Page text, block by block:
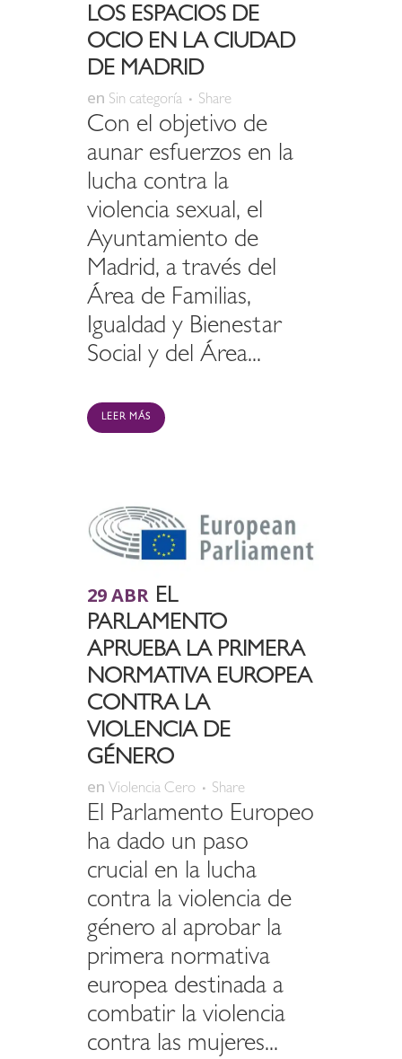
LOS ESPACIOS DE
OCIO EN LA CIUDAD
DE MADRID
en Sin categoría Share
Con el objetivo de
aunar esfuerzos en la
lucha contra la
violencia sexual, el
Ayuntamiento de
Madrid, a través del
Área de Familias,
Igualdad y Bienestar
Social y del Área...
LEER MÁS
29 ABR EL
PARLAMENTO
APRUEBA LA PRIMERA
NORMATIVA EUROPEA
CONTRA LA
VIOLENCIA DE
GÉNERO
en Violencia Cero Share
El Parlamento Europeo
ha dado un paso
crucial en la lucha
contra la violencia de
género al aprobar la
primera normativa
europea destinada a
combatir la violencia
contra las mujeres...